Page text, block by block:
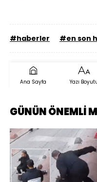
#haberler #en son
Ana Sayfa Yazı
GÜNÜN ÖNEMLİ